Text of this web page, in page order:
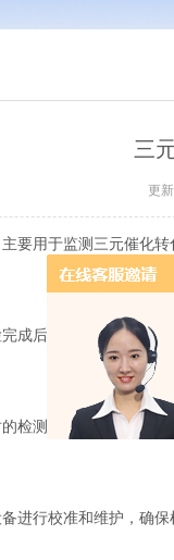
三
更
用于监测三元催化转
后，进入待机状态。
测数据。根据检测结
行校准和维护，确保